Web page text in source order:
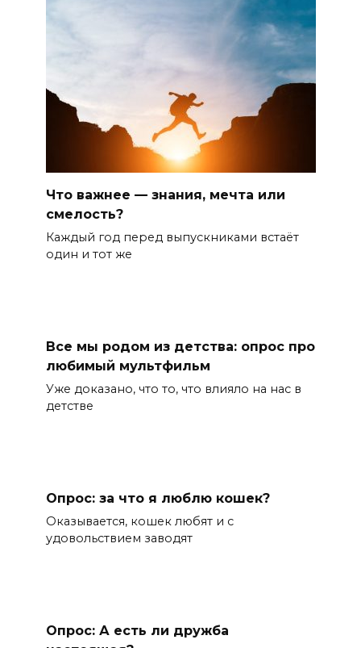
Что важнее — знания, мечта или
смелость?
Каждый год перед выпускниками встаёт
один и тот же
Все мы родом из детства: опрос про
любимый мультфильм
Уже доказано, что то, что влияло на нас в
детстве
Опрос: за что я люблю кошек?
Оказывается, кошек любят и с
удовольствием заводят
Опрос: А есть ли дружба